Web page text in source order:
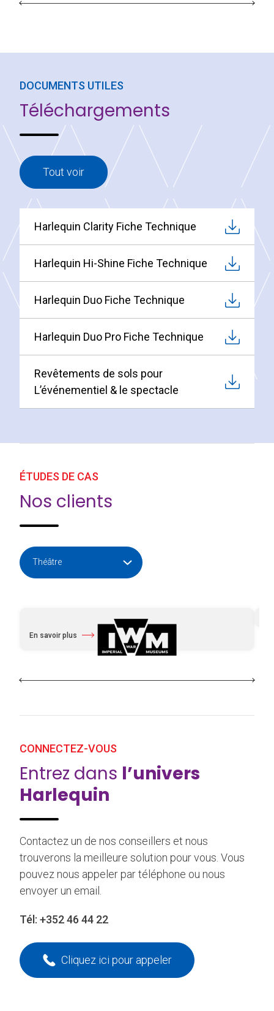
DOCUMENTS UTILES
Téléchargements
Tout voir
Harlequin Clarity Fiche Technique
Harlequin Hi-Shine Fiche Technique
Harlequin Duo Fiche Technique
Harlequin Duo Pro Fiche Technique
Revêtements de sols pour
L’événementiel & le spectacle
ÉTUDES DE CAS
Nos clients
En savoir plus
à propos Imperial War Musem
CONNECTEZ-VOUS
Entrez dans l’univers
Harlequin
Contactez un de nos conseillers et nous
trouverons la meilleure solution pour vous. Vous
pouvez nous appeler par téléphone ou nous
envoyer un email.
Tél: +352 46 44 22
Cliquez ici pour appeler